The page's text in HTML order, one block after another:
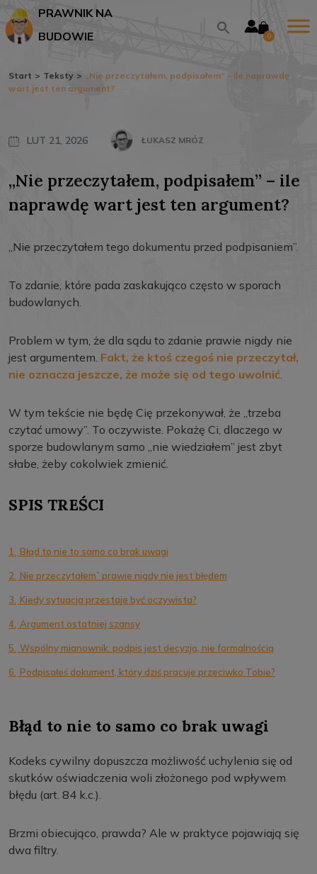
PRAWNIK NA
BUDOWIE
0
Start > Teksty > „Nie przeczytałem, podpisałem” – ile naprawdę
wart jest ten argument?
LUT 21, 2026 ŁUKASZ MRÓZ
„Nie przeczytałem, podpisałem” – ile
naprawdę wart jest ten argument?
„Nie przeczytałem tego dokumentu przed podpisaniem”.
To zdanie, które pada zaskakująco często w sporach
budowlanych.
Problem w tym, że dla sądu to zdanie prawie nigdy nie
jest argumentem. Fakt, że ktoś czegoś nie przeczytał,
nie oznacza jeszcze, że może się od tego uwolnić.
W tym tekście nie będę Cię przekonywał, że „trzeba
czytać umowy”. To oczywiste. Pokażę Ci, dlaczego w
sporze budowlanym samo „nie wiedziałem” jest zbyt
słabe, żeby cokolwiek zmienić.
SPIS TREŚCI
1. Błąd to nie to samo co brak uwagi
2. Nie przeczytałem” prawie nigdy nie jest błędem
3. Kiedy sytuacja przestaje być oczywista?
4. Argument ostatniej szansy
5. Wspólny mianownik: podpis jest decyzją, nie formalnością
6. Podpisałeś dokument, który dziś pracuje przeciwko Tobie?
Błąd to nie to samo co brak uwagi
Kodeks cywilny dopuszcza możliwość uchylenia się od
skutków oświadczenia woli złożonego pod wpływem
błędu (art. 84 k.c.).
Brzmi obiecująco, prawda? Ale w praktyce pojawiają się
dwa filtry.